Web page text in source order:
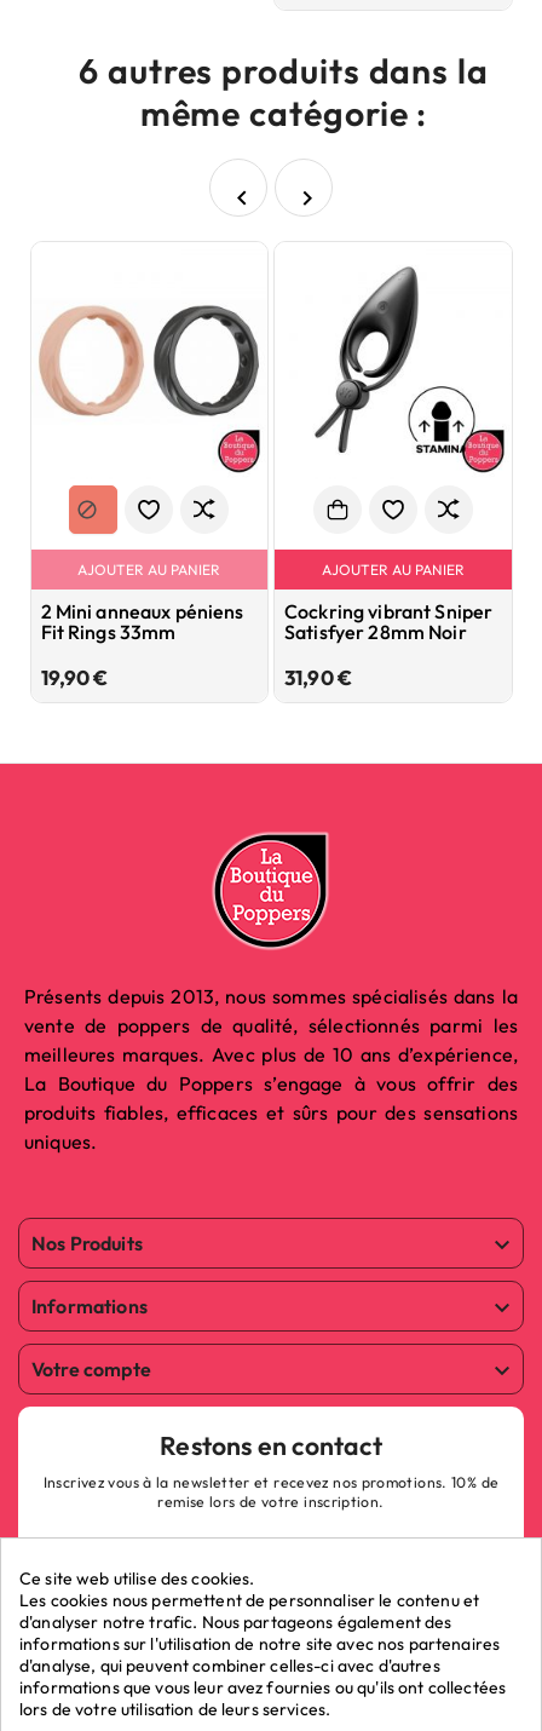
6 autres produits dans la
même catégorie :
 
AJOUTER AU PANIER
2 Mini anneaux péniens
Fit Rings 33mm
19,90 €Prix
AJOUTER AU PANIER
Cockring vibrant Sniper
Satisfyer 28mm Noir
31,90 €Prix
Présents depuis 2013, nous sommes spécialisés dans la
vente de poppers de qualité, sélectionnés parmi les
meilleures marques. Avec plus de 10 ans d’expérience,
La Boutique du Poppers s’engage à vous offrir des
produits fiables, efficaces et sûrs pour des sensations
uniques.
Nos Produits 
Informations 
Votre compte 
Restons en contact
Inscrivez vous à la newsletter et recevez nos promotions. 10% de
remise lors de votre inscription.
ok
Ce site web utilise des cookies.
Les cookies nous permettent de personnaliser le contenu et
d'analyser notre trafic. Nous partageons également des
informations sur l'utilisation de notre site avec nos partenaires
d'analyse, qui peuvent combiner celles-ci avec d'autres
informations que vous leur avez fournies ou qu'ils ont collectées
lors de votre utilisation de leurs services.